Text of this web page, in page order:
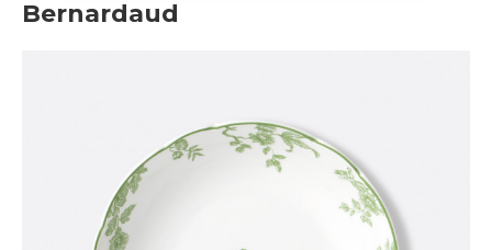
Bernardaud